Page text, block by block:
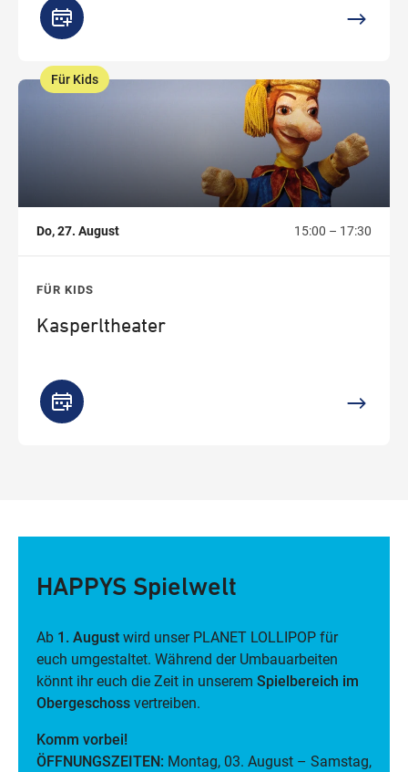
,
Für Kids
Do, 27. August 15:00 – 17:30
FÜR KIDS
Kasperltheater
HAPPYS Spielwelt
Ab 1. August wird unser PLANET LOLLIPOP für
euch umgestaltet. Während der Umbauarbeiten
könnt ihr euch die Zeit in unserem Spielbereich im
Obergeschoss vertreiben.
Komm vorbei!
ÖFFNUNGSZEITEN: Montag, 03. August – Samstag,